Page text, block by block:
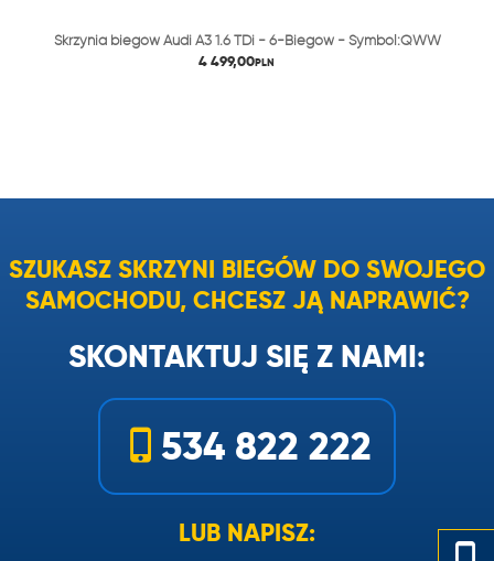
Skrzynia biegów Audi A3 1.6 TDi - 6-Biegów - Symbol:QWW
4 499,00PLN
SZUKASZ SKRZYNI BIEGÓW DO SWOJEGO
SAMOCHODU, CHCESZ JĄ NAPRAWIĆ?
SKONTAKTUJ SIĘ Z NAMI:
534 822 222
LUB NAPISZ: